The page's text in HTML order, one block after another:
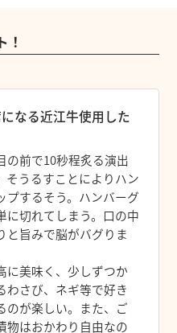
！
なる近江牛使用した
の前で10秒程炙る演出
そうるすことによりハン
プするそう。ハンバーグ
に切れてしまう。口の中
と旨みで脳がバグりま
に美味く、少しずつか
わさび、ネギ等で好き
のが楽しい。また、ご
物はおかわり自由なの